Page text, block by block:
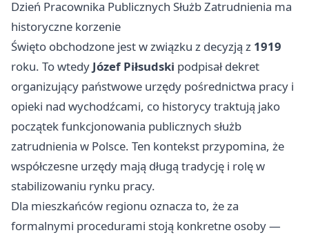
Dzień Pracownika Publicznych Służb Zatrudnienia ma
historyczne korzenie
Święto obchodzone jest w związku z decyzją z 1919
roku. To wtedy Józef Piłsudski podpisał dekret
organizujący państwowe urzędy pośrednictwa pracy i
opieki nad wychodźcami, co historycy traktują jako
początek funkcjonowania publicznych służb
zatrudnienia w Polsce. Ten kontekst przypomina, że
współczesne urzędy mają długą tradycję i rolę w
stabilizowaniu rynku pracy.
Dla mieszkańców regionu oznacza to, że za
formalnymi procedurami stoją konkretne osoby —